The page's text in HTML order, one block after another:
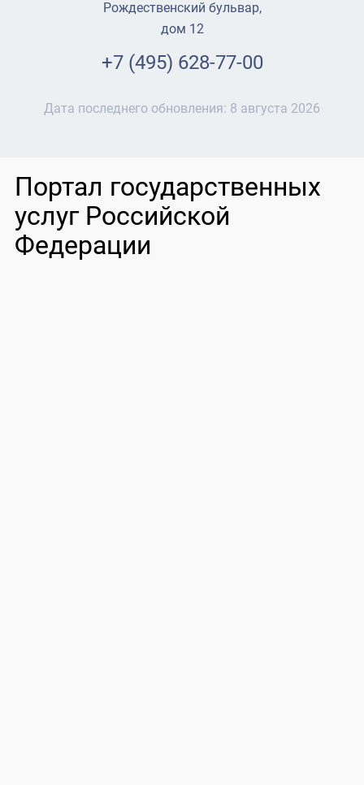
Рождественский бульвар,
дом 12
+7 (495) 628-77-00
Дата последнего обновления: 8 августа 2026
Портал государственных
услуг Российской
Федерации